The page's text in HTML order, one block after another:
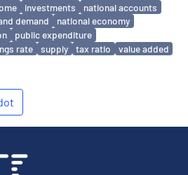
investments
national accounts
demand
national economy
public expenditure
rate supply tax ratio value added